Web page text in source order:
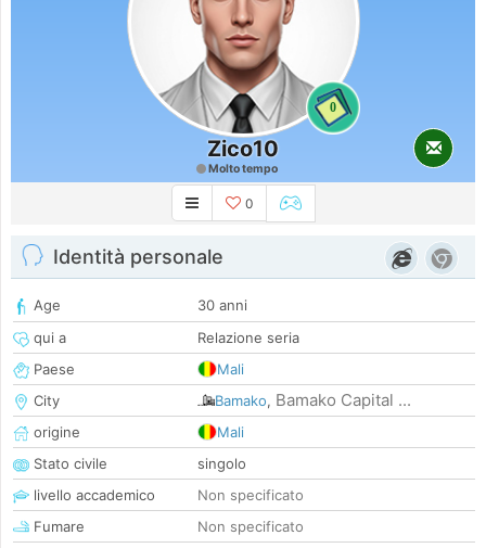
0
Zico10
Molto tempo
0
Identità personale
Age
30 anni
qui a
Relazione seria
Paese
Mali
City
Bamako, Bamako Capital ...
origine
Mali
Stato civile
singolo
livello accademico
Non specificato
Fumare
Non specificato